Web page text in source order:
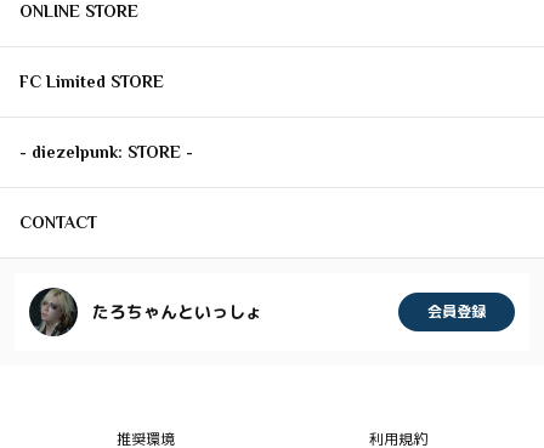
ONLINE STORE
FC Limited STORE
- diezelpunk: STORE -
CONTACT
たろちゃんといっしょ 会員登録
推奨環境 利用規約